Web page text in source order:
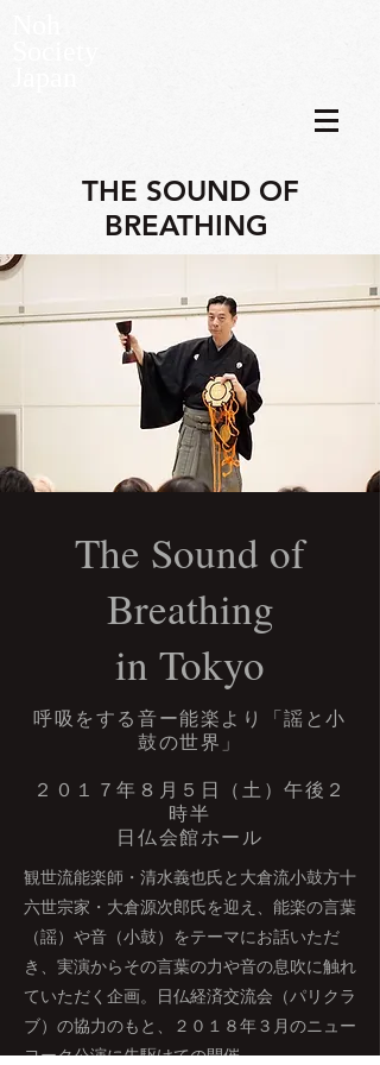
THE SOUND OF
BREATHING
The Sound of
Breathing
in Tokyo
​呼吸をする音ー能楽より「謡と小
鼓の世界」
​２０１７年８月５日（土）午後２
時半
​日仏会館ホール
​観世流能楽師・清水義也氏と大倉流小鼓方十
六世宗家・大倉源次郎氏を迎え、能楽の言葉
（謡）や音（小鼓）をテーマにお話いただ
き、実演からその言葉の力や音の息吹に触れ
ていただく企画。 ​日仏経済交流会（パリクラ
ブ）の協力のもと、２０１８年３月のニュー
ヨーク公演に先駆けての開催。